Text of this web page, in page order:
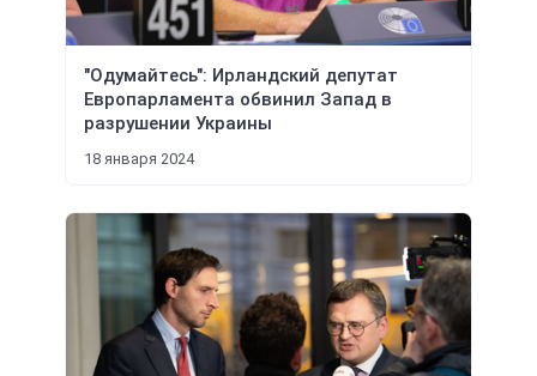
"Одумайтесь": Ирландский депутат
Европарламента обвинил Запад в
разрушении Украины
18 января 2024